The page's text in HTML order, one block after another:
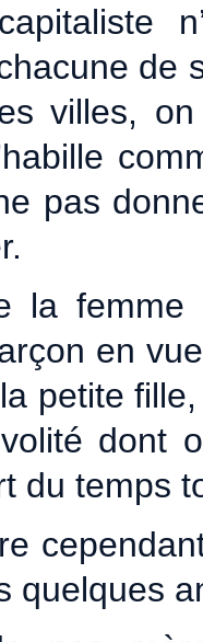
de
villes,
pas
la femme
en
petite
dont
du temps
quelques